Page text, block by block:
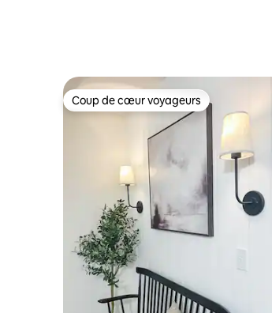
Coup de cœur voyageurs
Coup de cœur voyageurs